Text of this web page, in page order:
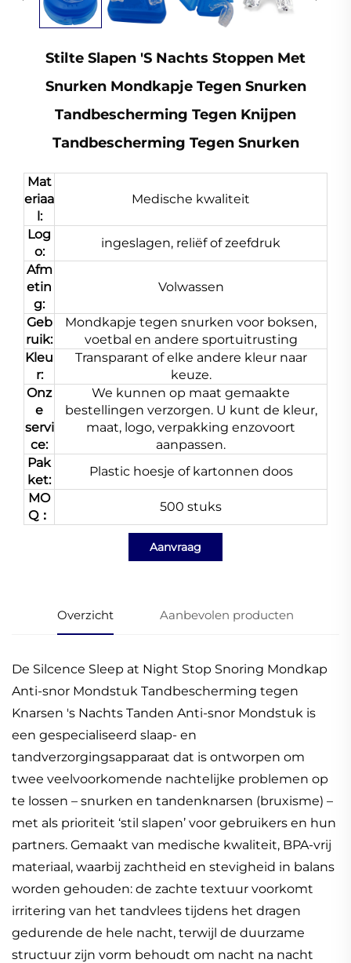
Stilte Slapen 's Nachts Stoppen Met
Snurken Mondkapje Tegen Snurken
Tandbescherming Tegen Knijpen
Tandbescherming Tegen Snurken
Mat
eriaa
l:
Medische kwaliteit
Log
o:
ingeslagen, reliëf of zeefdruk
Afm
etin
g:
Volwassen
Geb
ruik:
Mondkapje tegen snurken voor boksen,
voetbal en andere sportuitrusting
Kleu
r:
Transparant of elke andere kleur naar
keuze.
Onz
e
servi
ce:
We kunnen op maat gemaakte
bestellingen verzorgen. U kunt de kleur,
maat, logo, verpakking enzovoort
aanpassen.
Pak
ket:
Plastic hoesje of kartonnen doos
MO
Q：
500 stuks
Aanvraag
Overzicht Aanbevolen producten
De Silcence Sleep at Night Stop Snoring Mondkap
Anti-snor Mondstuk Tandbescherming tegen
Knarsen 's Nachts Tanden Anti-snor Mondstuk is
een gespecialiseerd slaap- en
tandverzorgingsapparaat dat is ontworpen om
twee veelvoorkomende nachtelijke problemen op
te lossen – snurken en tandenknarsen (bruxisme) –
met als prioriteit ‘stil slapen’ voor gebruikers en hun
partners. Gemaakt van medische kwaliteit, BPA-vrij
materiaal, waarbij zachtheid en stevigheid in balans
worden gehouden: de zachte textuur voorkomt
irritering van het tandvlees tijdens het dragen
gedurende de hele nacht, terwijl de duurzame
structuur zijn vorm behoudt om nacht na nacht